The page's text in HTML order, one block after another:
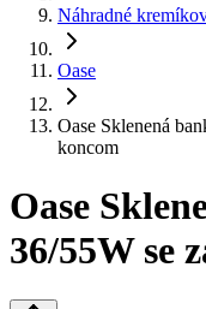
Náhradné
Oase
Oase Sklenená
koncom
Oase
36/55W se